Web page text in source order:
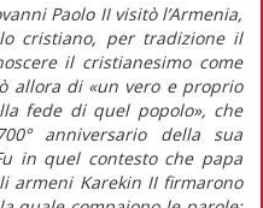
Paolo II visitò l’Armenia,
cristiano, per tradizione il
il cristianesimo come
allora di «un vero e proprio
fede di quel popolo», che
anniversario della sua
in quel contesto che papa
armeni Karekin II firmarono